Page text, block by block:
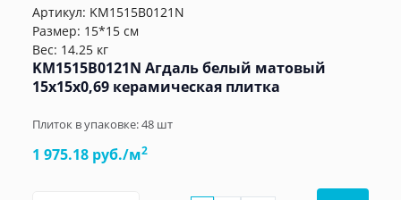
Артикул: KM1515B0121N
Размер: 15*15 см
Вес: 14.25 кг
KM1515B0121N Агдаль белый матовый
15x15x0,69 керамическая плитка
Плиток в упаковке:48 шт
1 975.18 руб./м2